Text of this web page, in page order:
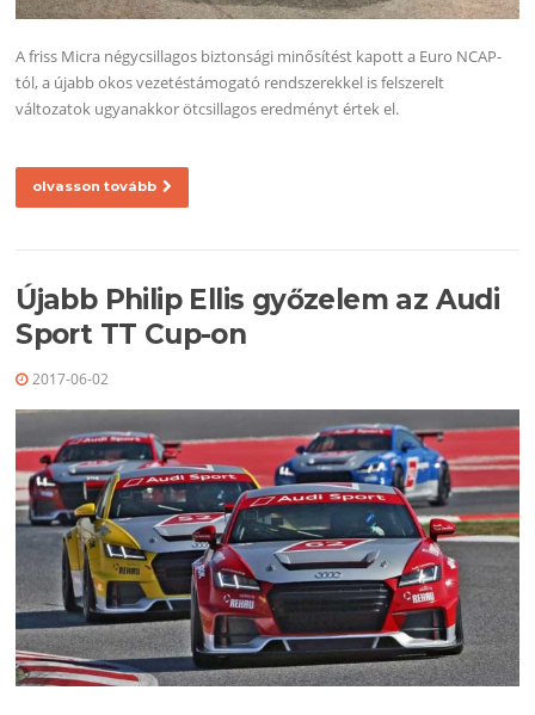
A friss Micra négycsillagos biztonsági minősítést kapott a Euro NCAP-
tól, a újabb okos vezetéstámogató rendszerekkel is felszerelt
változatok ugyanakkor ötcsillagos eredményt értek el.
olvasson tovább
Újabb Philip Ellis győzelem az Audi
Sport TT Cup-on
2017-06-02